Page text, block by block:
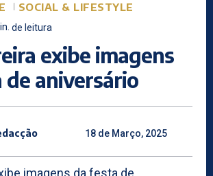
SOCIAL & LIFESTYLE
de leitura
exibe imagens
de aniversário
18 de Março, 2025
imagens da festa de